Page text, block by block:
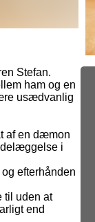
Stefan.
ham og en
usædvanlig
af en dæmon
i
efterhånden
til uden at
end